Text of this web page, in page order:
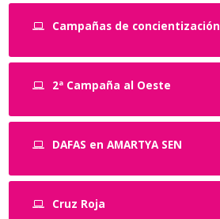
Campañas de concientización
2ª Campaña al Oeste
DAFAS en AMARTYA SEN
Cruz Roja